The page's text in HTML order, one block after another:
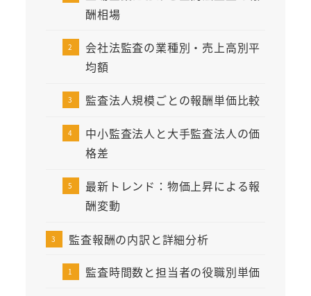
酬相場
会社法監査の業種別・売上高別平
均額
監査法人規模ごとの報酬単価比較
中小監査法人と大手監査法人の価
格差
最新トレンド：物価上昇による報
酬変動
監査報酬の内訳と詳細分析
監査時間数と担当者の役職別単価